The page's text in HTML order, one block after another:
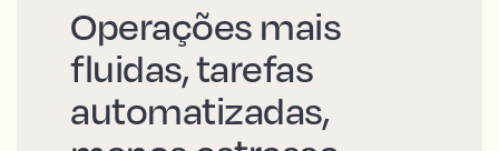
Operações mais
fluidas, tarefas
automatizadas,